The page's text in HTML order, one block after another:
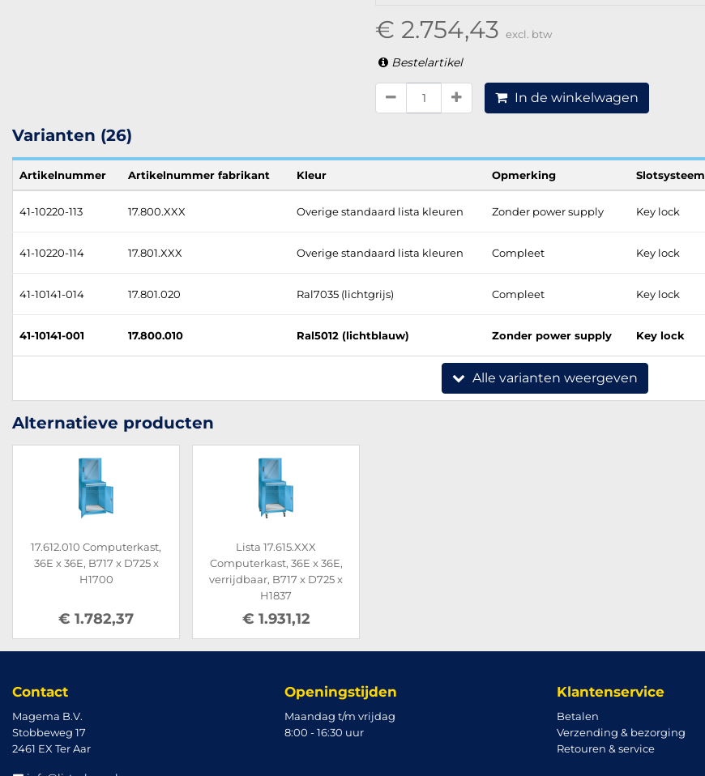
€ 2.754,43 excl. btw
Bestelartikel
In de winkelwagen
Varianten (26)
Artikelnummer Artikelnummer fabrikant Kleur Opmerking Slotsysteem
41-10220-113 17.800.XXX Overige standaard lista kleuren Zonder power supply Key lock
41-10220-114 17.801.XXX Overige standaard lista kleuren Compleet Key lock
41-10141-014 17.801.020 Ral7035 (lichtgrijs) Compleet Key lock
41-10141-001 17.800.010 Ral5012 (lichtblauw) Zonder power supply Key lock
Alle varianten weergeven
Alternatieve producten
17.612.010 Computerkast,
36E x 36E, B717 x D725 x
H1700
€ 1.782,37
Lista 17.615.XXX
Computerkast, 36E x 36E,
verrijdbaar, B717 x D725 x
H1837
€ 1.931,12
Contact
Magema B.V.
Stobbeweg 17
2461 EX Ter Aar
Openingstijden
Maandag t/m vrijdag
8:00 - 16:30 uur
Klantenservice
Betalen
Verzending & bezorging
Retouren & service